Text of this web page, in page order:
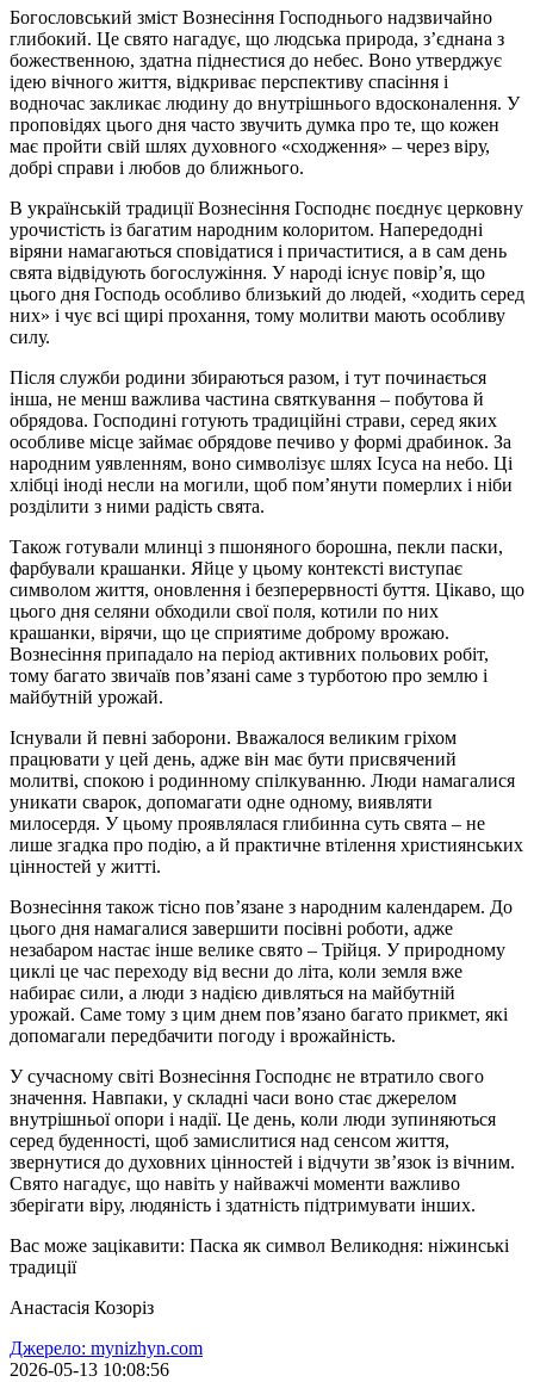
Богословський зміст Вознесіння Господнього надзвичайно
глибокий. Це свято нагадує, що людська природа, з’єднана з
божественною, здатна піднестися до небес. Воно утверджує
ідею вічного життя, відкриває перспективу спасіння і
водночас закликає людину до внутрішнього вдосконалення. У
проповідях цього дня часто звучить думка про те, що кожен
має пройти свій шлях духовного «сходження» – через віру,
добрі справи і любов до ближнього.
В українській традиції Вознесіння Господнє поєднує церковну
урочистість із багатим народним колоритом. Напередодні
віряни намагаються сповідатися і причаститися, а в сам день
свята відвідують богослужіння. У народі існує повір’я, що
цього дня Господь особливо близький до людей, «ходить серед
них» і чує всі щирі прохання, тому молитви мають особливу
силу.
Після служби родини збираються разом, і тут починається
інша, не менш важлива частина святкування – побутова й
обрядова. Господині готують традиційні страви, серед яких
особливе місце займає обрядове печиво у формі драбинок. За
народним уявленням, воно символізує шлях Ісуса на небо. Ці
хлібці іноді несли на могили, щоб пом’янути померлих і ніби
розділити з ними радість свята.
Також готували млинці з пшоняного борошна, пекли паски,
фарбували крашанки. Яйце у цьому контексті виступає
символом життя, оновлення і безперервності буття. Цікаво, що
цього дня селяни обходили свої поля, котили по них
крашанки, вірячи, що це сприятиме доброму врожаю.
Вознесіння припадало на період активних польових робіт,
тому багато звичаїв пов’язані саме з турботою про землю і
майбутній урожай.
Існували й певні заборони. Вважалося великим гріхом
працювати у цей день, адже він має бути присвячений
молитві, спокою і родинному спілкуванню. Люди намагалися
уникати сварок, допомагати одне одному, виявляти
милосердя. У цьому проявлялася глибинна суть свята – не
лише згадка про подію, а й практичне втілення християнських
цінностей у житті.
Вознесіння також тісно пов’язане з народним календарем. До
цього дня намагалися завершити посівні роботи, адже
незабаром настає інше велике свято – Трійця. У природному
циклі це час переходу від весни до літа, коли земля вже
набирає сили, а люди з надією дивляться на майбутній
урожай. Саме тому з цим днем пов’язано багато прикмет, які
допомагали передбачити погоду і врожайність.
У сучасному світі Вознесіння Господнє не втратило свого
значення. Навпаки, у складні часи воно стає джерелом
внутрішньої опори і надії. Це день, коли люди зупиняються
серед буденності, щоб замислитися над сенсом життя,
звернутися до духовних цінностей і відчути зв’язок із вічним.
Свято нагадує, що навіть у найважчі моменти важливо
зберігати віру, людяність і здатність підтримувати інших.
Вас може зацікавити: Паска як символ Великодня: ніжинські
традиції
Анастасія Козоріз
Джерело: mynizhyn.com
2026-05-13 10:08:56